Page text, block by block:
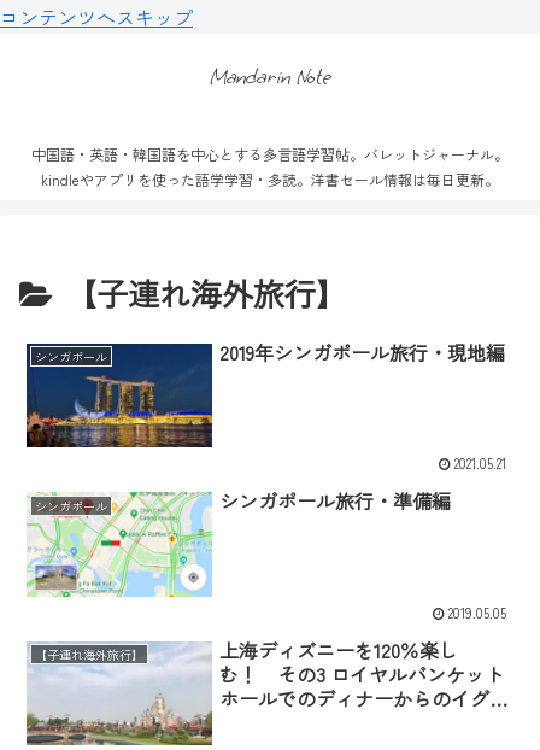
コンテンツへスキップ
Mandarin Note
中国語・英語・韓国語を中心とする多言語学習帖。バレットジャーナル。
kindleやアプリを使った語学学習・多読。洋書セール情報は毎日更新。
【子連れ海外旅行】
シンガポール 2019年シンガポール旅行・現地編
2021.05.21
シンガポール シンガポール旅行・準備編
2019.05.05
【子連れ海外旅行】
上海ディズニーを120％楽し
む！ その3 ロイヤルバンケット
ホールでのディナーからのイグナ